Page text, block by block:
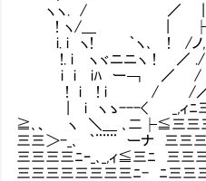
ヽヽ. / ／ | ,イ:
! ヽ/＿ | ├' 〈: ! |:
i. i ヽ! ｀ヽ､ ! /ノ, !: !|:
!. i ヽヾニニヽ !
i i iﾊ ー￢ ／ / .／ヾ|/ｲ
! i ! i / /／三三
| i ヽゝ---< _,ィﾆ三三三
≧､、 ヽ ＼＿ ､二├≦
三三＞-_､ ｀¨¨¨ ーナ 三三
三三三三ﾆｰ_､_,ィ≦三ﾆ 三三
三三三三三三三三ﾆ- ﾆ三三